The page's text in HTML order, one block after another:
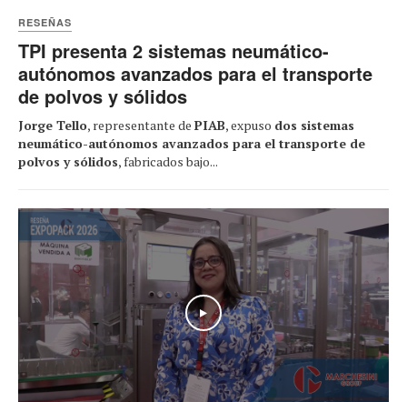
RESEÑAS
TPI presenta 2 sistemas neumático-
autónomos avanzados para el transporte
de polvos y sólidos
Jorge Tello, representante de PIAB, expuso dos sistemas
neumático-autónomos avanzados para el transporte de
polvos y sólidos, fabricados bajo...
Play